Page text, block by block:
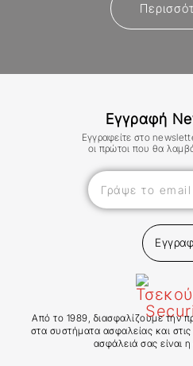
Εγγραφή
Εγγραφείτε στο
οι πρώτοι που θα
Από το 1989, διασφαλίζουμε την
στα συστήματα ασφαλείας και
ασφάλειά σας είναι